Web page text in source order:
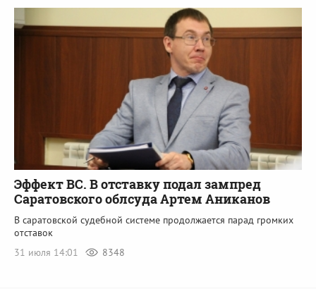
Эффект ВС. В отставку подал зампред
Саратовского облсуда Артем Аниканов
В саратовской судебной системе продолжается парад громких
отставок
31 июля 14:01
8348